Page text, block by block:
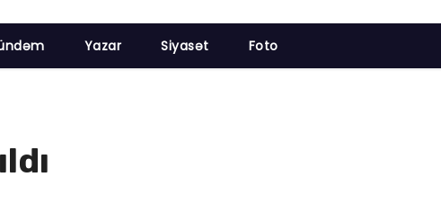
Yazar Siyasət Foto